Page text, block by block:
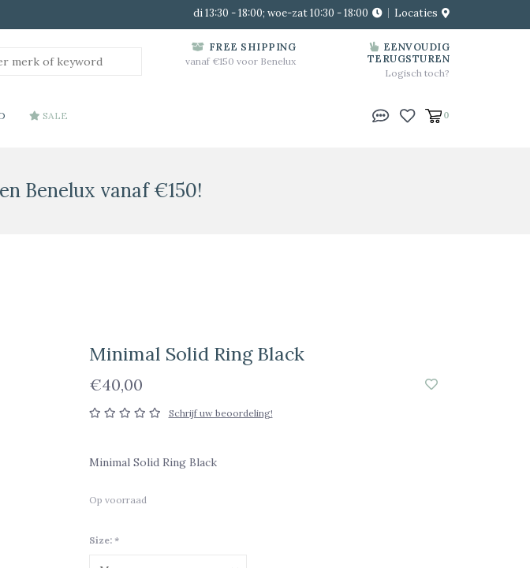
di 13:30 - 18:00; woe-zat 10:30 - 18:00 Locaties
FREE SHIPPING
vanaf €150 voor Benelux
EENVOUDIG
TERUGSTUREN
Logisch toch?
SALE 0
Benelux vanaf €150!
Minimal Solid Ring Black
€40,00
Schrijf uw beoordeling!
Minimal Solid Ring Black
Op voorraad
Size: *